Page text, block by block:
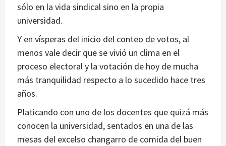
sólo en la vida sindical sino en la propia
universidad.
Y en vísperas del inicio del conteo de votos, al
menos vale decir que se vivió un clima en el
proceso electoral y la votación de hoy de mucha
más tranquilidad respecto a lo sucedido hace tres
años.
Platicando con uno de los docentes que quizá más
conocen la universidad, sentados en una de las
mesas del excelso changarro de comida del buen